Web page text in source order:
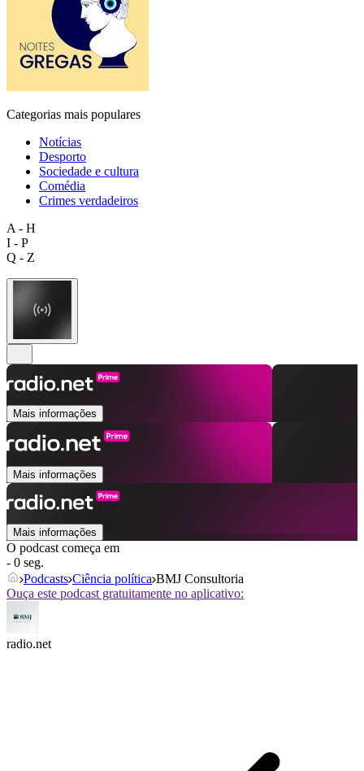
Categorias mais populares
Notícias
Desporto
Sociedade e cultura
Comédia
Crimes verdadeiros
A - H
I - P
Q - Z
Mais informações
Mais informações
Mais informações
O podcast começa em
- 0 seg.
Podcasts Ciência política BMJ Consultoria
Ouça este podcast gratuitamente no aplicativo:
radio.net